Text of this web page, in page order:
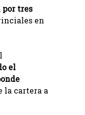
por tres
en
el
la cartera a